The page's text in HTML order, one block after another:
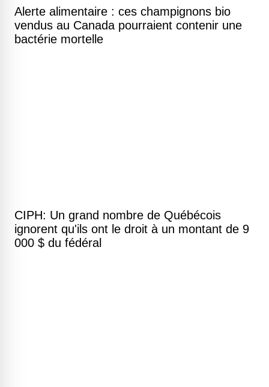
Alerte alimentaire : ces champignons bio
vendus au Canada pourraient contenir une
bactérie mortelle
CIPH: Un grand nombre de Québécois
ignorent qu'ils ont le droit à un montant de 9
000 $ du fédéral